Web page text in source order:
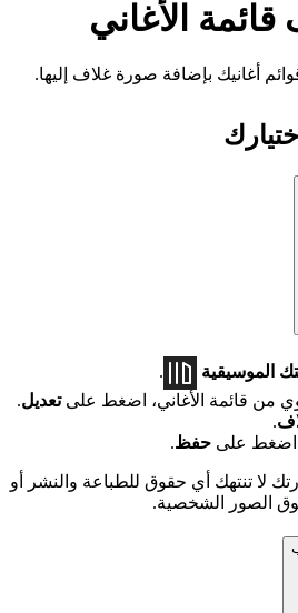
الأغاني
أغانيك بإضافة صورة غلاف إليها.
الموسيقية
.
من قائمة الأغاني، اضغط علىتعديل.
.
اضغط على حفظ.
لا تنتهك أي حقوق للطباعة والنشر أو
الصور الشخصية.